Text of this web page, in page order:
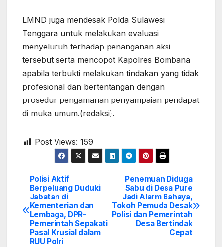
LMND juga mendesak Polda Sulawesi
Tenggara untuk melakukan evaluasi
menyeluruh terhadap penanganan aksi
tersebut serta mencopot Kapolres Bombana
apabila terbukti melakukan tindakan yang tidak
profesional dan bertentangan dengan
prosedur pengamanan penyampaian pendapat
di muka umum.(redaksi).
Post Views: 159
Post
navigation
Penemuan Diduga
Sabu di Desa Pure
Jadi Alarm Bahaya,
Tokoh Pemuda Desak
Polisi dan Pemerintah
Desa Bertindak
Cepat
Polisi Aktif
Berpeluang Duduki
Jabatan di
Kementerian dan
Lembaga, DPR-
Pemerintah Sepakati
Pasal Krusial dalam
RUU Polri